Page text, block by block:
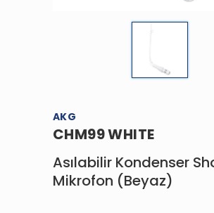
AKG
CHM99 WHITE
Asılabilir Kondenser
Mikrofon (Beyaz)